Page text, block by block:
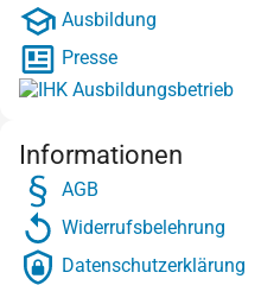
Ausbildung
Presse
Informationen
AGB
Widerrufsbelehrung
Datenschutzerklärung